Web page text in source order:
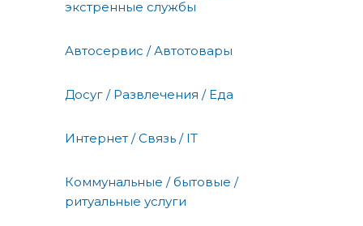
экстренные службы
Автосервис / Автотовары
Досуг / Развлечения / Еда
Интернет / Связь / IT
Коммунальные / бытовые /
ритуальные услуги